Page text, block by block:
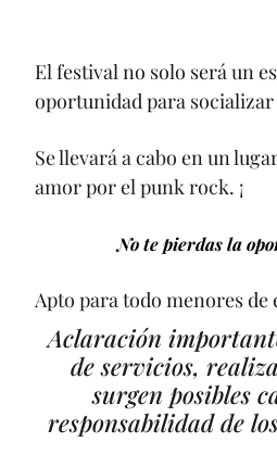
El festival no solo será un
oportunidad para
Se llevará a cabo en un
amor por el punk rock. ¡
No te pierdas la
Apto para todo menores de
Aclaración
de servicios,
surgen posibles
responsabilidad de